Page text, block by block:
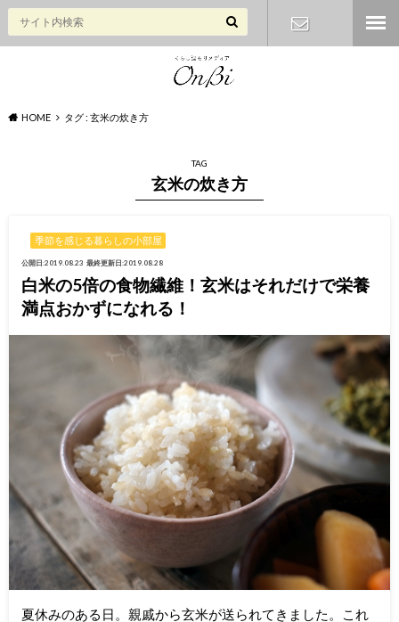
HOME タグ : 玄米の炊き方
TAG
玄米の炊き方
季節を感じる暮らしの小部屋
公開日:2019.08.23 最終更新日:2019.08.28
白米の5倍の食物繊維！玄米はそれだけで栄養
満点おかずになれる！
夏休みのある日。親戚から玄米が送られてきました。これ